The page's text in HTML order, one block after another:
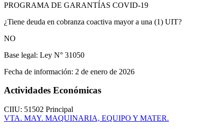
PROGRAMA DE GARANTÍAS COVID-19
¿Tiene deuda en cobranza coactiva mayor a una (1) UIT?
NO
Base legal: Ley N° 31050
Fecha de información: 2 de enero de 2026
Actividades Económicas
CIIU: 51502 Principal
VTA. MAY. MAQUINARIA, EQUIPO Y MATER.